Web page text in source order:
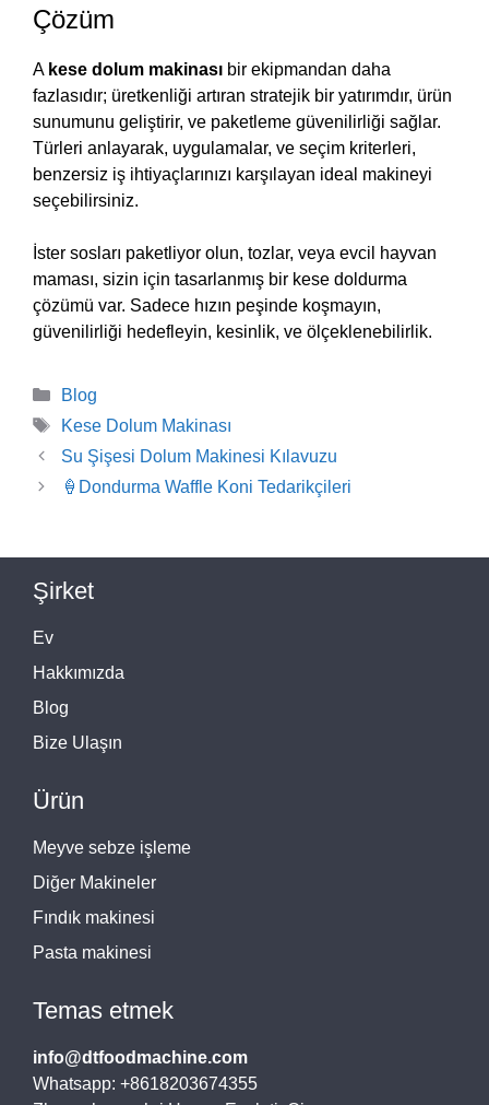
Çözüm
A kese dolum makinası bir ekipmandan daha
fazlasıdır; üretkenliği artıran stratejik bir yatırımdır, ürün
sunumunu geliştirir, ve paketleme güvenilirliği sağlar.
Türleri anlayarak, uygulamalar, ve seçim kriterleri,
benzersiz iş ihtiyaçlarınızı karşılayan ideal makineyi
seçebilirsiniz.
İster sosları paketliyor olun, tozlar, veya evcil hayvan
maması, sizin için tasarlanmış bir kese doldurma
çözümü var. Sadece hızın peşinde koşmayın,
güvenilirliği hedefleyin, kesinlik, ve ölçeklenebilirlik.
Kategoriler
Blog
Etiketler
Kese Dolum Makinası
Su Şişesi Dolum Makinesi Kılavuzu
🍦Dondurma Waffle Koni Tedarikçileri
Şirket
Ev
Hakkımızda
Blog
Bize Ulaşın
Ürün
Meyve sebze işleme
Diğer Makineler
Fındık makinesi
Pasta makinesi
Temas etmek
info@dtfoodmachine.com
Whatsapp: +8618203674355